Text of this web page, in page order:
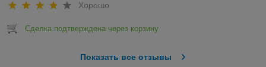
Хорошо
Сделка подтверждена через корзину
Показать все отзывы